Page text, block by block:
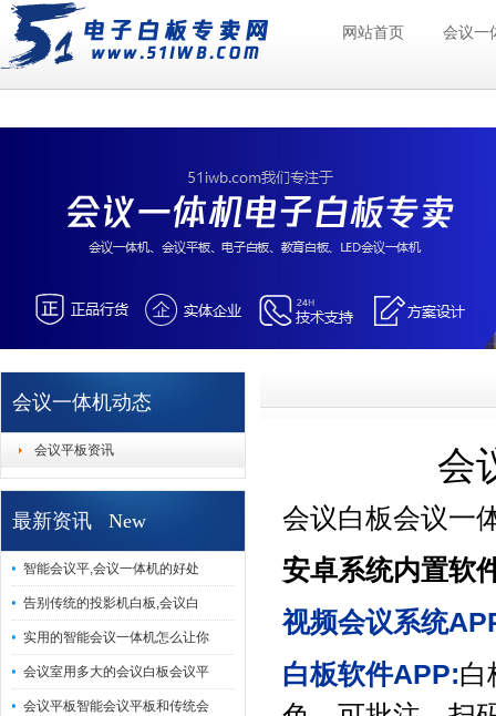
网站首页 会议一
会议一体机动态
会议平板资讯
最新资讯 New
智能会议平,会议一体机的好处
告别传统的投影机白板,会议白
实用的智能会议一体机怎么让你
会议室用多大的会议白板会议平
会议平板智能会议平板和传统会
会
会议白板会议一
安卓系统内置软
视频会议系统
白板软件APP:白